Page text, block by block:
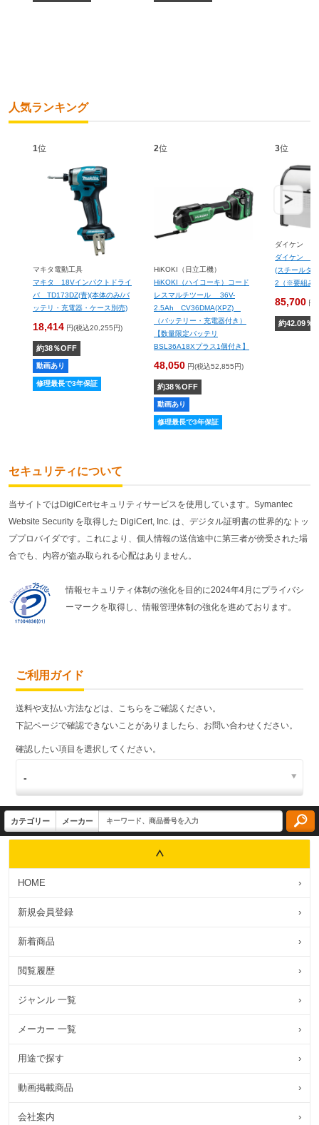
人気ランキング
1位
マキタ電動工具
マキタ 18Vインパクトドライ
バ TD173DZ(青)(本体のみ/バ
ッテリ・充電器・ケース別売)
18,414 円(税込20,255円)
約38％OFF
動画あり
修理最長で3年保証
2位
HiKOKI（日立工機）
HiKOKI（ハイコーキ）コード
レスマルチツール 36V-
2.5Ah CV36DMA(XPZ)
（バッテリー・充電器付き）
【数量限定バッテリ
BSL36A18Xプラス1個付き】
48,050 円(税込52,855円)
約38％OFF
動画あり
修理最長で3年保証
3位
ダイケン
ダイケン ク
(スチールタ
2（※要組み
85,700 円
約42.09％
セキュリティについて
当サイトではDigiCertセキュリティサービスを使用しています。Symantec
Website Security を取得した DigiCert, Inc. は、デジタル証明書の世界的なトッ
ププロバイダです。これにより、個人情報の送信途中に第三者が傍受された場
合でも、内容が盗み取られる心配はありません。
情報セキュリティ体制の強化を目的に2024年4月にプライバシ
ーマークを取得し、情報管理体制の強化を進めております。
ご利用ガイド
送料や支払い方法などは、こちらをご確認ください。
下記ページで確認できないことがありましたら、お問い合わせください。
確認したい項目を選択してください。
HOME ›
新規会員登録 ›
新着商品 ›
閲覧履歴 ›
ジャンル 一覧 ›
メーカー 一覧 ›
用途で探す ›
動画掲載商品 ›
会社案内 ›